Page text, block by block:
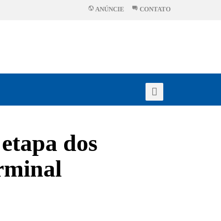
ANÚNCIE CONTATO
dos